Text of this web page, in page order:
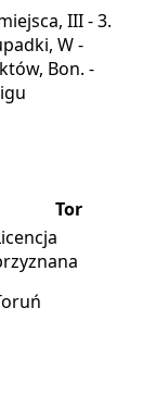
III - 3.
W -
Bon. -
Tor